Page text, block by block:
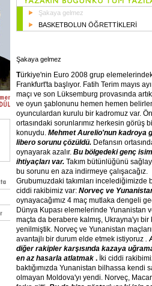
Şakaya gelmez
BASKETBOLUN ÖĞRETTİKLERİ
Şakaya gelmez
Türkiye'nin Euro 2008 grup
Frankfurt'ta başlıyor. Fatih Terim mayıs
maçı ve son Lüksemburg provasında
ve oyun şablonunu hemen hemen
oyunculardan kurulu bir kadromuz var.
ortasındaki sorunlarımız herkesin görüş
konuydu. Mehmet Aurelio'nun kadroya
libero sorunu çözüldü. Defansın
oynayarak azalır. Bu bölgedeki genç
ihtiyaçları var. Takım bütünlüğünü
bu sorunu en aza indirmeye çalışacağız.
Grubumuzdaki takımları incelediğimizde
ciddi rakibimiz var: Norveç ve
oynayacağımız 4 maç mutlaka dengeli
Dünya Kupası elemelerinde Yunanistan
maçta da berabere kalmış, Ukrayna'yı
yenilmiştik. Norveç ve Yunanistan
avantajlı bir durum elde etmek istiyoruz
diğer rakipler karşısında kazaya
en az hasarla atlatmak . İki ciddi
baktığımızda Yunanistan bilhassa kendi
olmayan Moldova'yı yendi. Norveç,